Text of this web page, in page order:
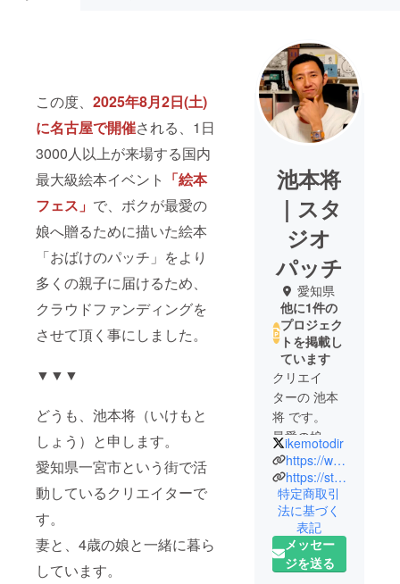
この度、 2025年8月2日(土)
に名古屋で開催される、1日
3000人以上が来場する国内
最大級絵本イベント 「絵本
フェス」 で、ボクが最愛の
娘へ贈るために描いた絵本
「おばけのパッチ」をより
多くの親子に届けるため、
クラウドファンディングを
させて頂く事にしました。
▼▼▼
どうも、池本将（いけもと
しょう）と申します。
愛知県一宮市という街で活
動しているクリエイターで
す。
妻と、4歳の娘と一緒に暮ら
しています。
池本将
｜スタ
ジオ
パッチ
愛知県
他に1件の
プロジェク
トを掲載し
ています
クリエイ
ターの 池本
将 です。
最愛の娘へ
贈る「おば
けの世界」
を、絵本や
メタバース
に創ってい
ます。
次の目標は
ikemotodir
https://www.instagram.com/ikemotodir/
https://studiopatti.base.shop/
特定商取引
法に基づく
表記
メッセー
ジを送る